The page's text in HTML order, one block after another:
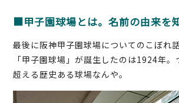
■甲子園球場とは。名前の由来を
最後に阪神甲子園球場についてのこぼれ話
「甲子園球場」が誕生したのは1924年
超える歴史ある球場なんや。